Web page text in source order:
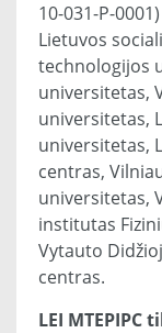
10-031-P-
Lietuvos
technologijos
universitetas,
universitetas,
universitetas,
centras,
universitetas,
institutas
Vytauto
centras.
LEI MTEPIPC